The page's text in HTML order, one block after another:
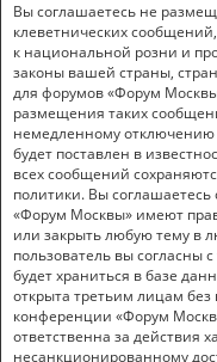
Вы соглашаетесь не
клеветнических
к национальной розни и
законы вашей страны,
для форумов «Форум
размещения таких
немедленному
будет поставлен в
всех сообщений
политики. Вы
«Форум Москвы» имеют
или закрыть любую тему в
пользователь вы согласны
будет храниться в базе
открыта третьим лицам
конференции «Форум
ответственна за действия
несанкционированному